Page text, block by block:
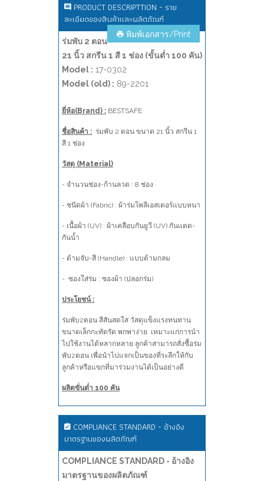
PRODUCT DESCRIPTTION - ราย
ละเอียดของสินค้าและผลิตภัณฑ์
พิมพ์เอกสาร/Print
ร่มพับ 2 ตอน
21 นิ้ว สกรีน 1 สี 1 ช่อง (ขั้นต่ำ 100 คัน)
Model : 17-0302
Model (old) : 89-2201
ยี่ห้อ(Brand) : BESTSAFE
ชื่อสินค้า : ร่มพับ 2 ตอน ขนาด 21 นิ้ว สกรีน 1
สี 1 ช่อง
วัสดุ (Material)
- จำนวนช่อง-ก้านลวด : 8 ช่อง
- ชนิดผ้า (Fabric) : ผ้าร่มโพลีเอสเตอร์แบบหนา
- เนื้อผ้า (UV) : ผ้าเคลือบกันยูวี (UV) กันแดด-
กันน้ำ
- ด้ามจับ-สี (Handle) : แบบด้ามกลม
- ซองใส่ร่ม : ซองผ้า (ปลอกร่ม)
ประโยชน์ :
ร่มพับ2ตอน สีสันสดใส วัสดุแข็งแรงทนทาน
ขนาดเล็กกะทัดรัด พกพาง่าย เหมาะแก่การนำ
ไปใช้งานได้หลากหลาย ลูกค้าสามารถสั่งซื้อร่ม
พับ2ตอน เพื่อนำไปแจกเป็นของที่ระลึกให้กับ
ลูกค้าหรือแขกที่มาร่วมงานได้เป็นอย่างดี
ผลิตขั่นต่ำ 100 คัน
COMPLIANCE STANDARD - อ้างอิง
มาตรฐานของผลิตภัณฑ์
COMPLIANCE STANDARD - อ้างอิง
มาตรฐานของผลิตภัณฑ์